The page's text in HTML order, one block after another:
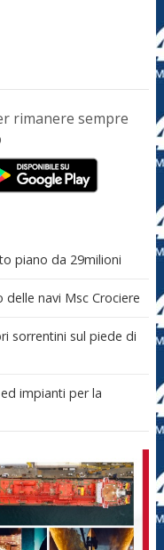
rimanere sempre
piano da 29milioni
navi Msc Crociere
sorrentini sul piede di
impianti per la